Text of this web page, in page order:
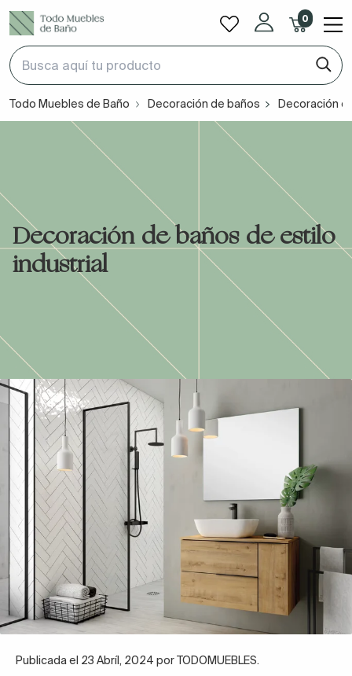
0
Todo Muebles de Baño Decoración de baños Decoración
Decoración de baños de estilo
industrial
Publicada el 23 Abríl, 2024 por TODOMUEBLES.